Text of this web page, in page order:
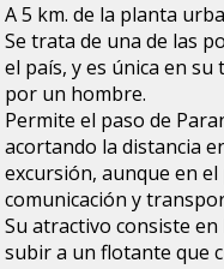
A 5 km. de la planta
Se trata de una de las
el país, y es única en
por un hombre.
Permite el paso de
acortando la distancia
excursión, aunque en
comunicación y
Su atractivo consiste
subir a un flotante que